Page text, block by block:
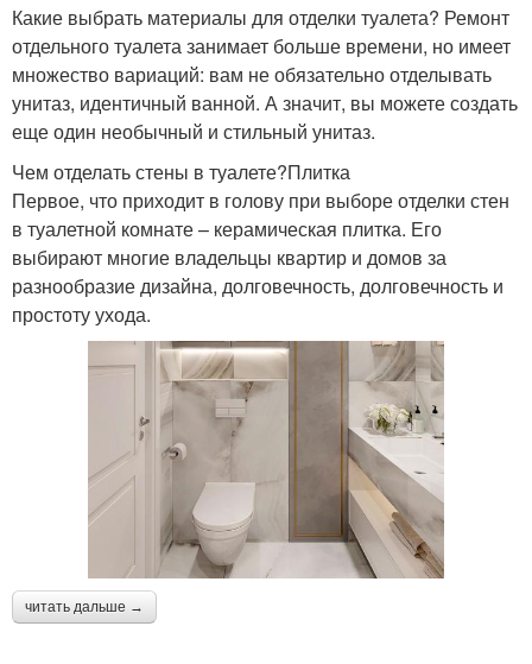
Какие выбрать материалы для отделки туалета? Ремонт
отдельного туалета занимает больше времени, но имеет
множество вариаций: вам не обязательно отделывать
унитаз, идентичный ванной. А значит, вы можете создать
еще один необычный и стильный унитаз.
Чем отделать стены в туалете?Плитка
Первое, что приходит в голову при выборе отделки стен
в туалетной комнате – керамическая плитка. Его
выбирают многие владельцы квартир и домов за
разнообразие дизайна, долговечность, долговечность и
простоту ухода.
читать дальше →